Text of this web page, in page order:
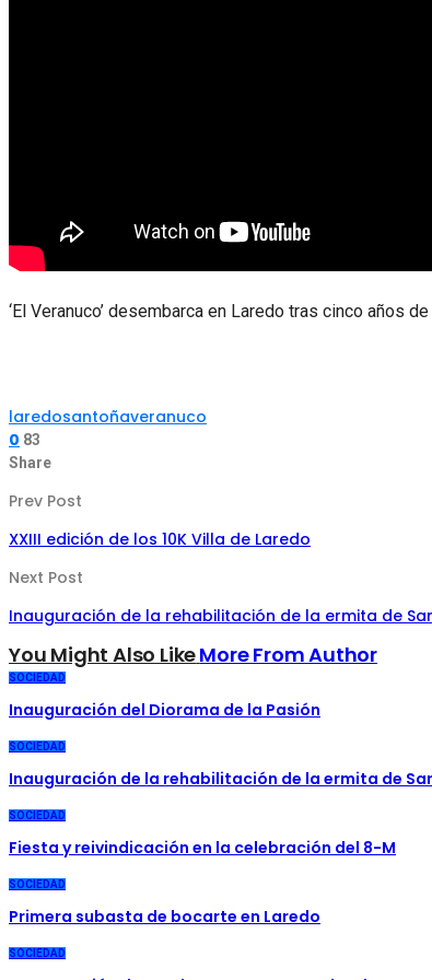
‘El Veranuco’ desembarca en Laredo tras cinco años
laredosantoñaveranuco
0 83
Share
Prev Post
XXIII edición de los 10K Villa de Laredo
Next Post
Inauguración de la rehabilitación de la ermita de
You Might Also LikeMore From Author
SOCIEDAD
Inauguración del Diorama de la Pasión
SOCIEDAD
Inauguración de la rehabilitación de la ermita de
SOCIEDAD
Fiesta y reivindicación en la celebración del 8-M
SOCIEDAD
Primera subasta de bocarte en Laredo
SOCIEDAD